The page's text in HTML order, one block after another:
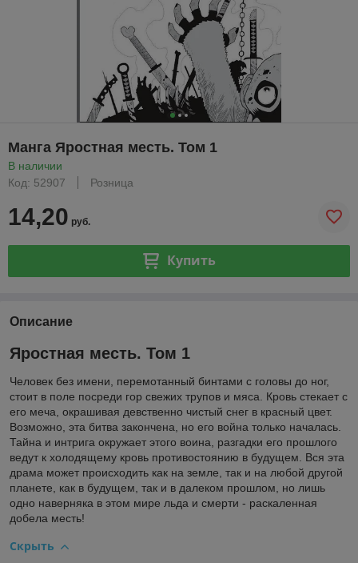
Манга Яростная месть. Том 1
В наличии
Код: 52907
Розница
14,20 руб.
Купить
Описание
Яростная месть. Том 1
Человек без имени, перемотанный бинтами с головы до ног,
стоит в поле посреди гор свежих трупов и мяса. Кровь стекает с
его меча, окрашивая девственно чистый снег в красный цвет.
Возможно, эта битва закончена, но его война только началась.
Тайна и интрига окружает этого воина, разгадки его прошлого
ведут к холодящему кровь противостоянию в будущем. Вся эта
драма может происходить как на земле, так и на любой другой
планете, как в будущем, так и в далеком прошлом, но лишь
одно наверняка в этом мире льда и смерти - раскаленная
добела месть!
Скрыть